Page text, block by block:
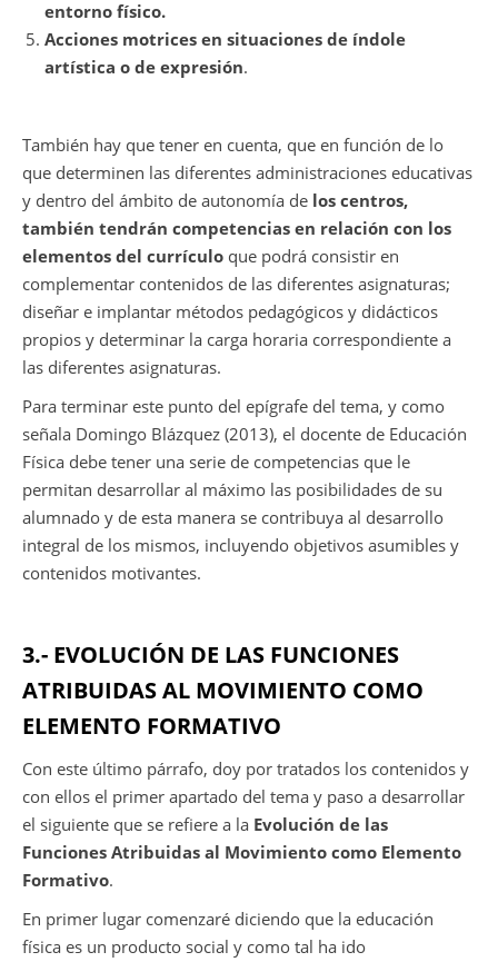
entorno físico.
Acciones motrices en situaciones de índole
artística o de expresión.
También hay que tener en cuenta, que en función de lo
que determinen las diferentes administraciones educativas
y dentro del ámbito de autonomía de los centros,
también tendrán competencias en relación con los
elementos del currículo que podrá consistir en
complementar contenidos de las diferentes asignaturas;
diseñar e implantar métodos pedagógicos y didácticos
propios y determinar la carga horaria correspondiente a
las diferentes asignaturas.
Para terminar este punto del epígrafe del tema, y como
señala Domingo Blázquez (2013), el docente de Educación
Física debe tener una serie de competencias que le
permitan desarrollar al máximo las posibilidades de su
alumnado y de esta manera se contribuya al desarrollo
integral de los mismos, incluyendo objetivos asumibles y
contenidos motivantes.
3.- EVOLUCIÓN DE LAS FUNCIONES
ATRIBUIDAS AL MOVIMIENTO COMO
ELEMENTO FORMATIVO
Con este último párrafo, doy por tratados los contenidos y
con ellos el primer apartado del tema y paso a desarrollar
el siguiente que se refiere a la Evolución de las
Funciones Atribuidas al Movimiento como Elemento
Formativo.
En primer lugar comenzaré diciendo que la educación
física es un producto social y como tal ha ido